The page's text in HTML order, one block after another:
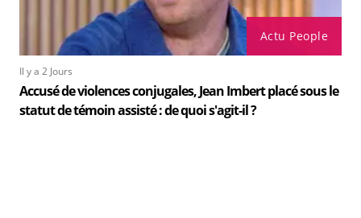
Actu People
Il y a 2 Jours
Accusé de violences conjugales, Jean Imbert placé sous le
statut de témoin assisté : de quoi s'agit-il ?